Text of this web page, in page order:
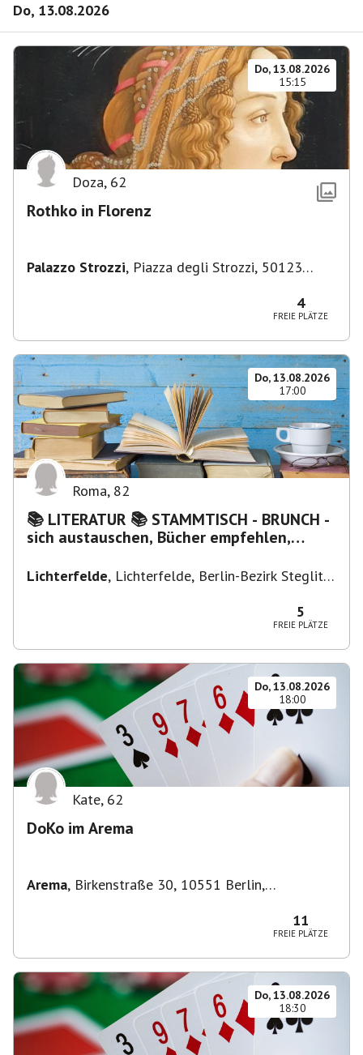
Do, 13.08.2026
Do, 13.08.2026
15:15
Doza, 62
Rothko in Florenz
Palazzo Strozzi, Piazza degli Strozzi, 50123
4
FREIE PLÄTZE
Do, 13.08.2026
17:00
Roma, 82
📚 LITERATUR 📚 STAMMTISCH - BRUNCH -
sich austauschen, Bücher empfehlen,
Lichterfelde, Lichterfelde, Berlin-Bezirk Steglitz-
5
FREIE PLÄTZE
Do, 13.08.2026
18:00
Kate, 62
DoKo im Arema
Arema, Birkenstraße 30, 10551 Berlin,
11
FREIE PLÄTZE
Do, 13.08.2026
18:30